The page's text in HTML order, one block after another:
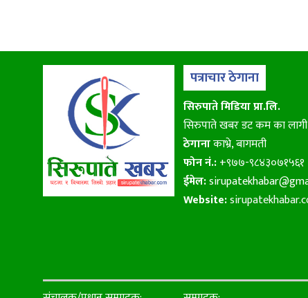
पत्राचार ठेगाना
सिरुपाते मिडिया प्रा.लि.
सिरुपाते खबर डट कम का लागी
ठेगानाकाभ्रे, बागमती
फोन नं.:+९७७-९८४३०७१५६१
ईमेल:
Website: